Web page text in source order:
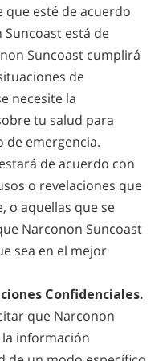
que esté de acuerdo
Suncoast está de
Suncoast cumplirá
de
necesite la
tu salud para
emergencia.
de acuerdo con
o revelaciones que
o aquellas que se
Narconon Suncoast
sea en el mejor
Confidenciales.
que Narconon
información